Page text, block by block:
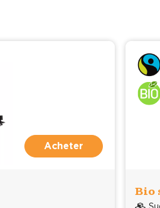
Acheter
Bio